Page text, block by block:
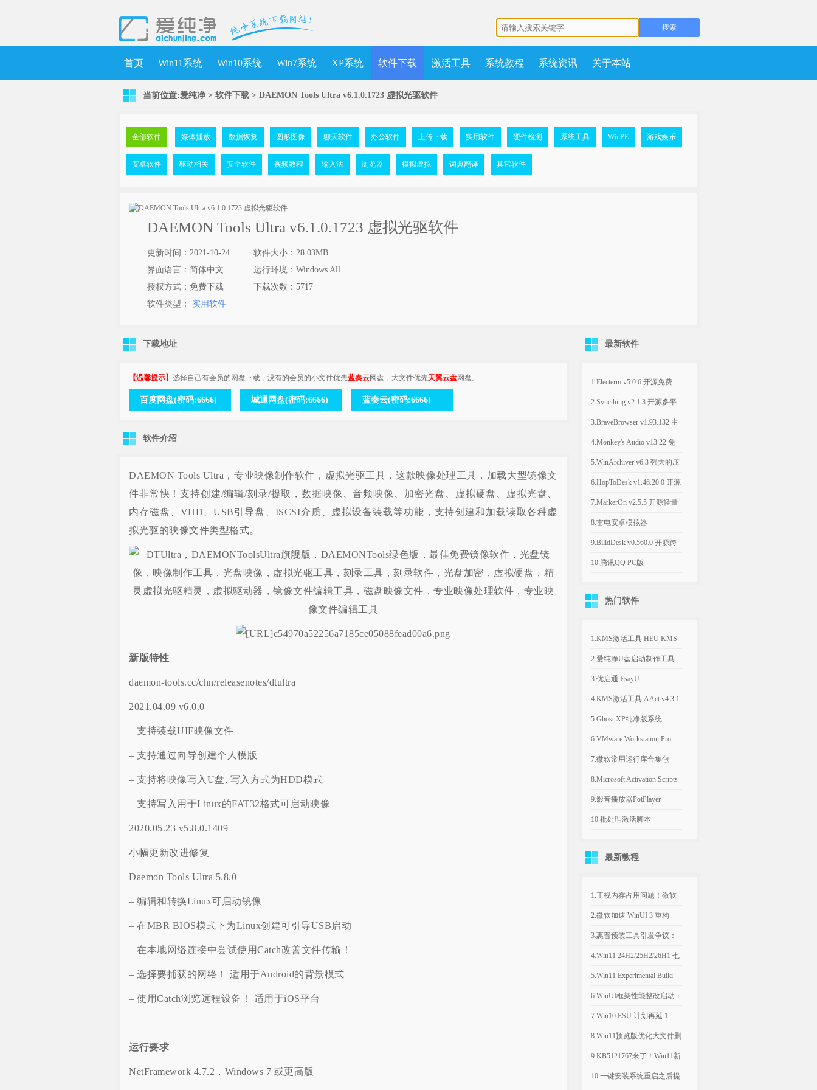
首页 Win11系统 Win10系统 Win7系统 XP系统 软件下载 激活工具 系统教程 系统资讯 关于本站
当前位置:爱纯净 > 软件下载 > DAEMON Tools Ultra v6.1.0.1723 虚拟光驱软件
全部软件 媒体播放 数据恢复 图形图像 聊天软件 办公软件 上传下载 实用软件 硬件检测 系统工具 WinPE 游戏娱乐
安卓软件 驱动相关 安全软件 视频教程 输入法 浏览器 模拟虚拟 词典翻译 其它软件
DAEMON Tools Ultra v6.1.0.1723 虚拟光驱软件
更新时间：2021-10-24
软件大小：28.03MB
界面语言：简体中文
运行环境：Windows All
授权方式：免费下载
下载次数： 5717
软件类型： 实用软件
下载地址
【温馨提示】 选择自己有会员的网盘下载，没有的会员的小文件优先蓝奏云网盘，大文件优先天翼云盘网盘。
百度网盘(密码:6666) 城通网盘(密码:6666) 蓝奏云(密码:6666)
软件介绍
DAEMON Tools Ultra，专业映像制作软件，虚拟光驱工具，这款映像处理工具，加载大型镜像文
件非常快！支持创建/编辑/刻录/提取，数据映像、音频映像、加密光盘、虚拟硬盘、虚拟光盘、
内存磁盘、VHD、USB引导盘、ISCSI介质、虚拟设备装载等功能，支持创建和加载读取各种虚
拟光驱的映像文件类型格式。
新版特性
daemon-tools.cc/chn/releasenotes/dtultra
2021.04.09 v6.0.0
– 支持装载UIF映像文件
– 支持通过向导创建个人模版
– 支持将映像写入U盘, 写入方式为HDD模式
– 支持写入用于Linux的FAT32格式可启动映像
2020.05.23 v5.8.0.1409
小幅更新改进修复
Daemon Tools Ultra 5.8.0
– 编辑和转换Linux可启动镜像
– 在MBR BIOS模式下为Linux创建可引导USB启动
– 在本地网络连接中尝试使用Catch改善文件传输！
– 选择要捕获的网络！ 适用于Android的背景模式
– 使用Catch浏览远程设备！ 适用于iOS平台
运行要求
NetFramework 4.7.2，Windows 7 或更高版
最新软件
1.Electerm v5.0.6 开源免费
SSH桌面终端管理软件
2.Syncthing v2.1.3 开源多平
台的文件同步工具
3.BraveBrowser v1.93.132 主
打隐私安全的浏览器
4.Monkey's Audio v13.22 免
费无损音频压缩工具
5.WinArchiver v6.3 强大的压
缩解压缩软件
6.HopToDesk v1.46.20.0 开源
跨平台免费商用远程工具
7.MarkerOn v2.5.5 开源轻量
级屏幕标注工具
8.雷电安卓模拟器
v14.0.22/v9.5.32 电脑端玩手
机游戏
9.BilldDesk v0.560.0 开源跨
平台远程桌面工具
10.腾讯QQ PC版
热门软件
1.KMS激活工具 HEU KMS
Activator v64.0.0
2.爱纯净U盘启动制作工具
v2025.1003
3.优启通 EsayU
v3.7.2025.0326 无广告纯净版
4.KMS激活工具 AAct v4.3.1
汉化便携版
5.Ghost XP纯净版系统
2020.06 经典稳定版
6.VMware Workstation Pro
26H1 v26.0.1810 附永久激活
密钥
7.微软常用运行库合集包
v2026.06.07 可自选更新
8.Microsoft Activation Scripts
AIO v3.12 KMS激活脚本
9.影音播放器PotPlayer
v1.7.23021.0 去广告版
10.批处理激活脚本
文版最新教程
1.正视内存占用问题！微软
计划年底优化Win11，改善
8GB设备运行体验
2.微软加速 WinUI 3 重构
Win11，深色属性界面仅是
开端
3.惠普预装工具引发争议：
Win11电脑反复推送弹窗，
引导设置Bing为默认搜索引
擎
4.Win11 24H2/25H2/26H1 七
月可选更新：文件管理器优
化文件大小单位
5.Win11 Experimental Build
29634.1000：新增语音访问
人声隔离
6.WinUI框架性能整改启动：
微软承认Win11内置应用内
存过高，底层优化前置
7.Win10 ESU 计划再延 1
年，支持期限至 2027年 10月
8.Win11预览版优化大文件删
除流程，告别“正在计算”弹
窗
9.KB5121767来了！Win11新
补丁修复部分戴尔电脑意外
10.一键安装系统重启之后提